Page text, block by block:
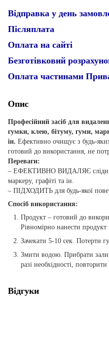
Відправка у день
Післяплата
Оплата на сайті
Безготівковий
Оплата частинами
Опис
Професійний засіб для
гумки, клею, бітуму, гуми,
ін. Ефективно очищує з будь-
готовий до використання, не
Переваги:
– ЕФЕКТИВНО ВИДАЛЯЄ сліди
маркеру, графіті та ін.
– ПІДХОДИТЬ для будь-якої
Спосіб використання:
Продукт – готовий до
Рівномірно нанести
Зачекати 5-10 сек. Потерти
Змити водою. Прибрати
разі необхідності,
Відгуки